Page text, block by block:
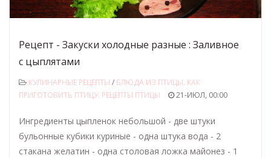
Рецепт - Закуски холодные разные : Заливное
с цыплятами
КУЛИНАРНЫЕ РЕЦЕПТЫ / БЛЮДА ИЗ ПТИЦЫ. КАК
ПРИГОТОВИТЬ ПТИЦУ. РЕЦЕПТЫ ПТИЦЫ
21-ИЮЛ, 00:00
Ингредиенты цыпленок небольшой - две штуки
бульонные кубики куриные - одна штука вода - 2
стакана желатин - одна столовая ложка майонез - 1